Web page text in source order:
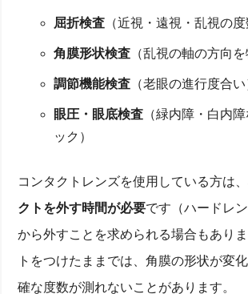
屈折検査 （近視・遠視・乱視の度
角膜形状検査 （乱視の軸の方向を
調節機能検査 （老眼の進行度合い
眼圧・眼底検査 （緑内障・白内
ック）
コンタクトレンズを使用している方は
クトを外す時間が必要です（ハードレ
から外すことを求められる場合もあり
トをつけたままでは、角膜の形状が変
確な度数が測れないことがあります。